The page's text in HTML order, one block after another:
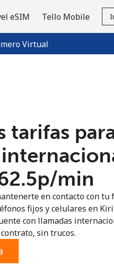
Virtual
eSIM Tello Mobile
tarifas
min
en contacto con tu
fijos y celulares en
con llamadas
sin trucos.